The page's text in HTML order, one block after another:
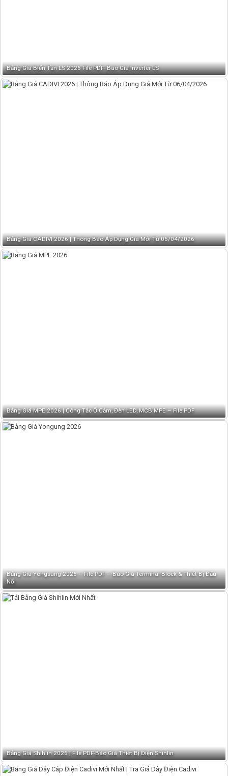
Bảng Giá Biến Tần LS 2026 File PDF- Báo Giá Inverter LS
Bảng Giá CADIVI 2026 | Thông Báo Áp Dụng Giá Mới Từ 06/04/2026
Bảng Giá MPE 2026 | Công Tắc Ổ Cắm, Đèn LED, MCB MPE – File PDF
Bảng Giá Yongsung 2026 – File PDF – Báo Giá Terminal Block & Thiết Bị Đấu
Nối
Bảng Giá Shihlin 2026 | File PDF-Báo Giá Thiết Bị Điện Shihlin